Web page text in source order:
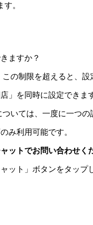
。
ますか？
の制限を超えると、設
」を同時に設定できま
いては、一度に一つ
み利用可能です。
ットでお問い合わせく
ット」ボタンをタップ